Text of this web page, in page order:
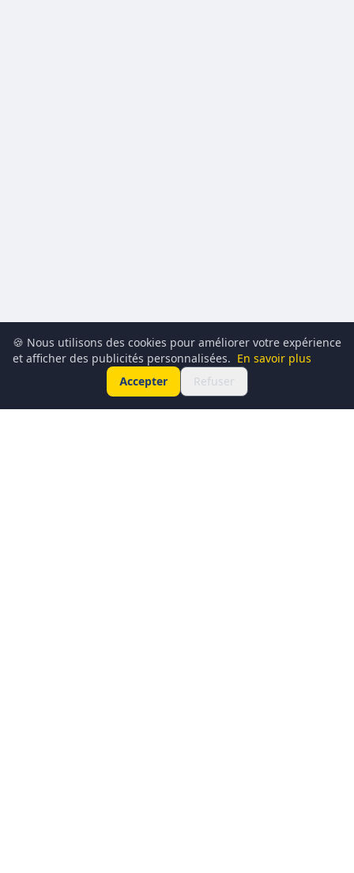
🍪 Nous utilisons des cookies pour améliorer votre expérience
et afficher des publicités personnalisées. En savoir plus
Accepter
Refuser